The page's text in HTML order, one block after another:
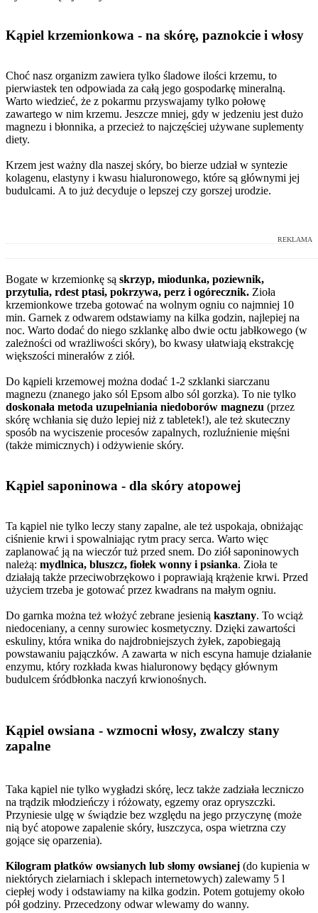
Kąpiel krzemionkowa - na skórę, paznokcie i włosy
Choć nasz organizm zawiera tylko śladowe ilości krzemu, to
pierwiastek ten odpowiada za całą jego gospodarkę mineralną.
Warto wiedzieć, że z pokarmu przyswajamy tylko połowę
zawartego w nim krzemu. Jeszcze mniej, gdy w jedzeniu jest dużo
magnezu i błonnika, a przecież to najczęściej używane suplementy
diety.
Krzem jest ważny dla naszej skóry, bo bierze udział w syntezie
kolagenu, elastyny i kwasu hialuronowego, które są głównymi jej
budulcami. A to już decyduje o lepszej czy gorszej urodzie.
REKLAMA
Bogate w krzemionkę są skrzyp, miodunka, poziewnik,
przytulia, rdest ptasi, pokrzywa, perz i ogórecznik. Zioła
krzemionkowe trzeba gotować na wolnym ogniu co najmniej 10
min. Garnek z odwarem odstawiamy na kilka godzin, najlepiej na
noc. Warto dodać do niego szklankę albo dwie octu jabłkowego (w
zależności od wrażliwości skóry), bo kwasy ułatwiają ekstrakcję
większości minerałów z ziół.
Do kąpieli krzemowej można dodać 1-2 szklanki siarczanu
magnezu (znanego jako sól Epsom albo sól gorzka). To nie tylko
doskonała metoda uzupełniania niedoborów magnezu (przez
skórę wchłania się dużo lepiej niż z tabletek!), ale też skuteczny
sposób na wyciszenie procesów zapalnych, rozluźnienie mięśni
(także mimicznych) i odżywienie skóry.
Kąpiel saponinowa - dla skóry atopowej
Ta kąpiel nie tylko leczy stany zapalne, ale też uspokaja, obniżając
ciśnienie krwi i spowalniając rytm pracy serca. Warto więc
zaplanować ją na wieczór tuż przed snem. Do ziół saponinowych
należą: mydlnica, bluszcz, fiołek wonny i psianka. Zioła te
działają także przeciwobrzękowo i poprawiają krążenie krwi. Przed
użyciem trzeba je gotować przez kwadrans na małym ogniu.
Do garnka można też włożyć zebrane jesienią kasztany. To wciąż
niedoceniany, a cenny surowiec kosmetyczny. Dzięki zawartości
eskuliny, która wnika do najdrobniejszych żyłek, zapobiegają
powstawaniu pajączków. A zawarta w nich escyna hamuje działanie
enzymu, który rozkłada kwas hialuronowy będący głównym
budulcem śródbłonka naczyń krwionośnych.
Kąpiel owsiana - wzmocni włosy, zwalczy stany
zapalne
Taka kąpiel nie tylko wygładzi skórę, lecz także zadziała leczniczo
na trądzik młodzieńczy i różowaty, egzemy oraz opryszczki.
Przyniesie ulgę w świądzie bez względu na jego przyczynę (może
nią być atopowe zapalenie skóry, łuszczyca, ospa wietrzna czy
gojące się oparzenia).
Kilogram płatków owsianych lub słomy owsianej (do kupienia w
niektórych zielarniach i sklepach internetowych) zalewamy 5 l
ciepłej wody i odstawiamy na kilka godzin. Potem gotujemy około
pół godziny. Przecedzony odwar wlewamy do wanny.